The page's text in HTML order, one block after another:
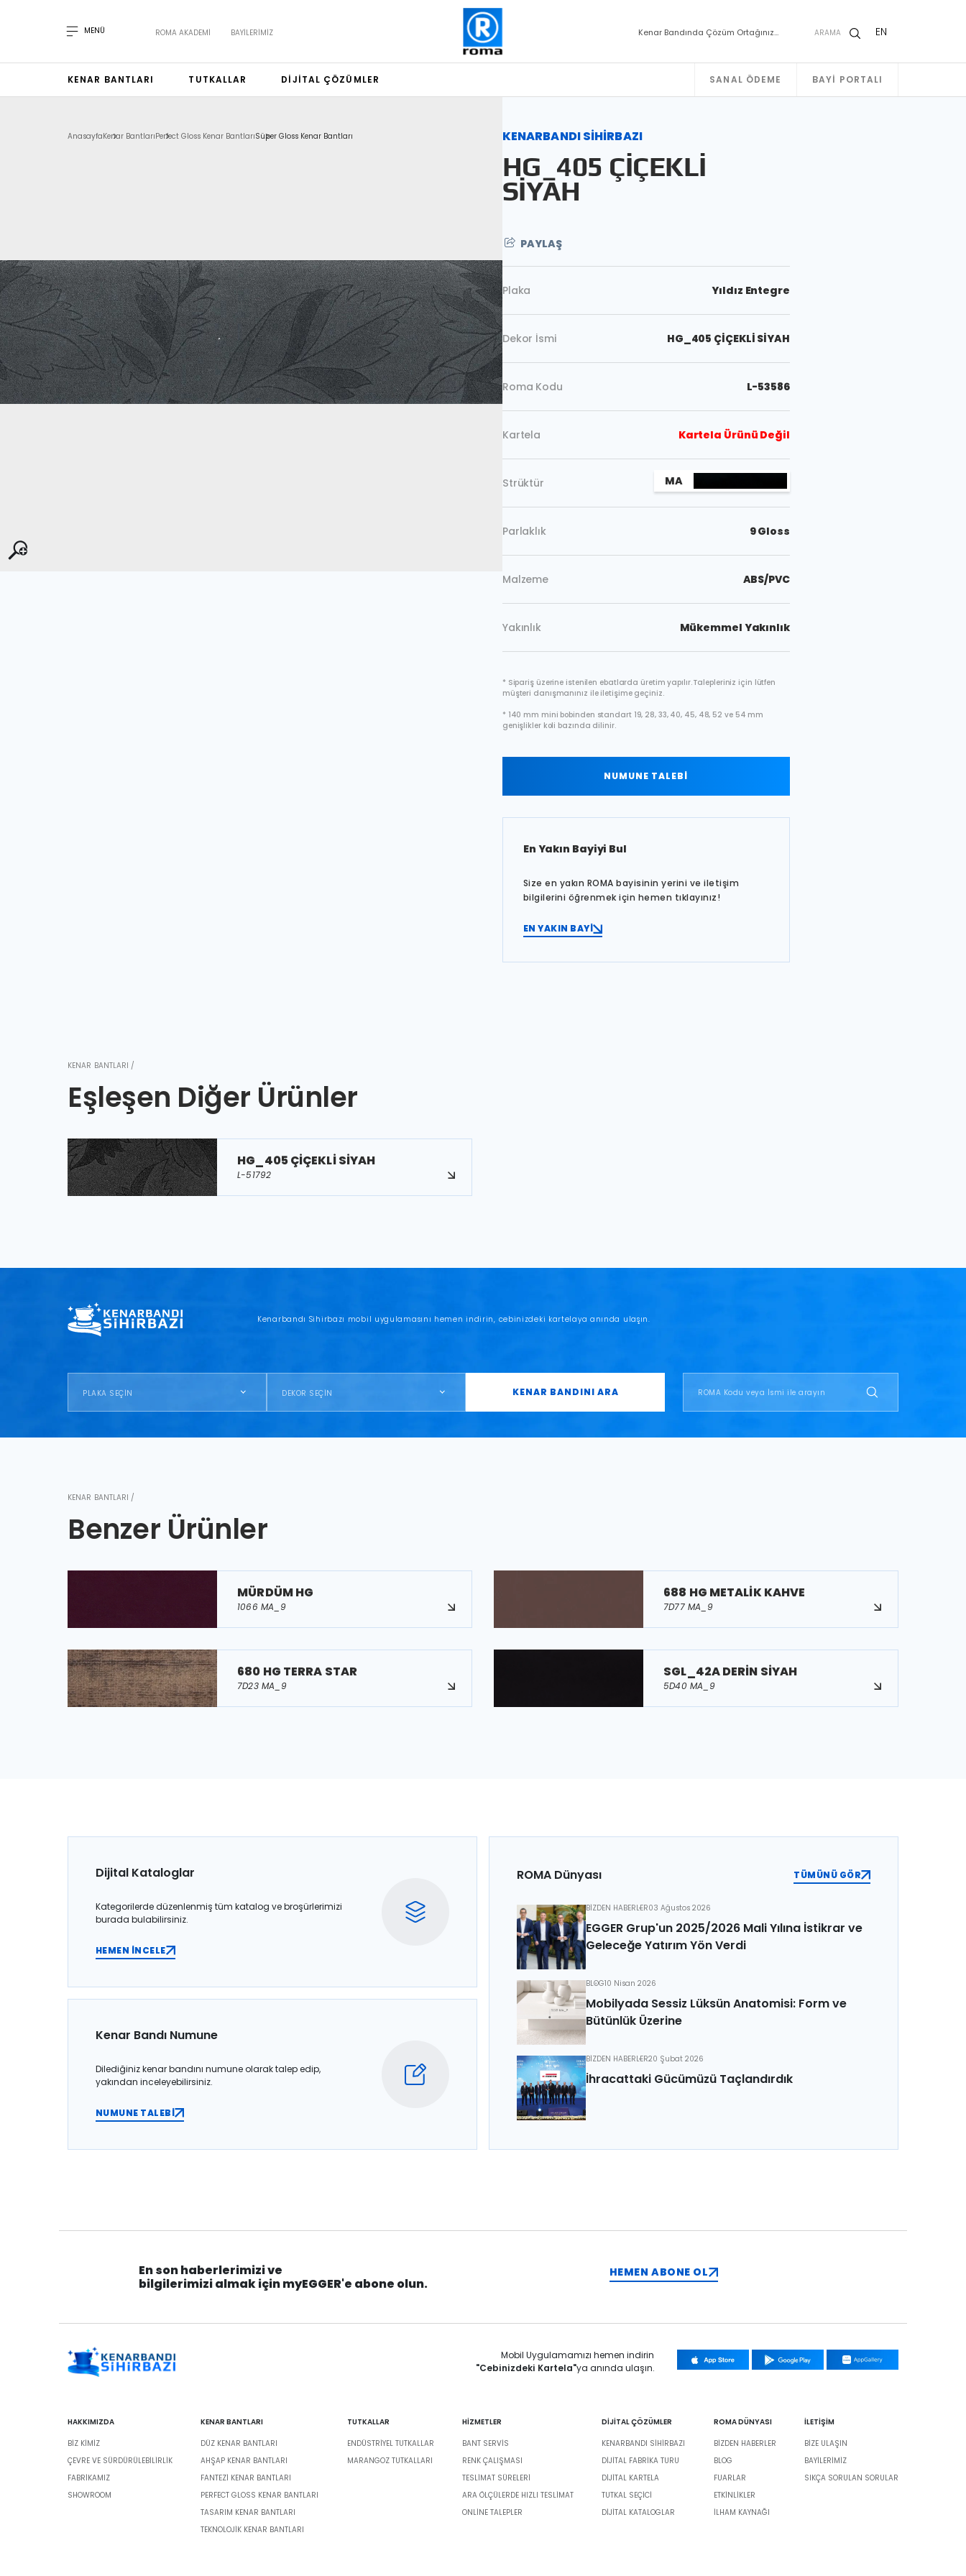
MENÜ ROMA AKADEMI BAYILERIMIZ Kenar Bandında Çözüm Ortağınız… ARAMA EN
KENAR BANTLARI TUTKALLAR DIJITAL ÇÖZÜMLER SANAL ÖDEME BAYI PORTALI
AnasayfaKenar BantlarıPerfect Gloss Kenar BantlarıSüper Gloss Kenar Bantları KENARBANDI SİHİRBAZI
HG_405 ÇİÇEKLİ
SİYAH
PAYLAŞ
Plaka Yıldız Entegre
Dekor İsmi HG_405 ÇİÇEKLİ SİYAH
Roma Kodu L-53586
Kartela Kartela Ürünü Değil
Strüktür MA
Parlaklık 9 Gloss
Malzeme ABS/PVC
Yakınlık Mükemmel Yakınlık
* Sipariş üzerine istenilen ebatlarda üretim yapılır. Talepleriniz için lütfen
müşteri danışmanınız ile iletişime geçiniz.
* 140 mm mini bobinden standart 19, 28, 33, 40, 45, 48, 52 ve 54 mm
genişlikler koli bazında dilinir.
NUMUNE TALEBİ
En Yakın Bayiyi Bul
Size en yakın ROMA bayisinin yerini ve iletişim
bilgilerini öğrenmek için hemen tıklayınız!
EN YAKIN BAYİ
KENAR BANTLARI /
Eşleşen Diğer Ürünler
HG_405 ÇİÇEKLİ SİYAH
L-51792
Kenarbandı Sihirbazı mobil uygulamasını hemen indirin, cebinizdeki kartelaya anında ulaşın.
PLAKA SEÇİN DEKOR SEÇİN KENAR BANDINI ARA
KENAR BANTLARI /
Benzer Ürünler
MÜRDÜM HG
1066 MA_9
688 HG METALİK KAHVE
7D77 MA_9
680 HG TERRA STAR
7D23 MA_9
SGL_42A DERİN SİYAH
5D40 MA_9
Dijital Kataloglar
Kategorilerde düzenlenmiş tüm katalog ve broşürlerimizi
burada bulabilirsiniz.
HEMEN İNCELE
Kenar Bandı Numune
Dilediğiniz kenar bandını numune olarak talep edip,
yakından inceleyebilirsiniz.
NUMUNE TALEBİ
ROMA Dünyası TÜMÜNÜ GÖR
BİZDEN HABERLER03 Ağustos 2026
EGGER Grup'un 2025/2026 Mali Yılına İstikrar ve
Geleceğe Yatırım Yön Verdi
BLOG10 Nisan 2026
Mobilyada Sessiz Lüksün Anatomisi: Form ve
Bütünlük Üzerine
BİZDEN HABERLER20 Şubat 2026
İhracattaki Gücümüzü Taçlandırdık
En son haberlerimizi ve
bilgilerimizi almak için myEGGER'e abone olun.
HEMEN ABONE OL
Mobil Uygulamamızı hemen indirin
"Cebinizdeki Kartela"ya anında ulaşın.
HAKKIMIZDA
BIZ KIMIZ
ÇEVRE VE SÜRDÜRÜLEBILIRLIK
FABRİKAMIZ
SHOWROOM
KENAR BANTLARI
DÜZ KENAR BANTLARI
AHŞAP KENAR BANTLARI
FANTEZI KENAR BANTLARI
PERFECT GLOSS KENAR BANTLARI
TASARIM KENAR BANTLARI
TEKNOLOJIK KENAR BANTLARI
TUTKALLAR
ENDÜSTRIYEL TUTKALLAR
MARANGOZ TUTKALLARI
HİZMETLER
BANT SERVIS
RENK ÇALIŞMASI
TESLIMAT SÜRELERI
ARA ÖLÇÜLERDE HIZLI TESLIMAT
ONLINE TALEPLER
DİJİTAL ÇÖZÜMLER
KENARBANDI SİHİRBAZI
DIJITAL FABRIKA TURU
DİJİTAL KARTELA
TUTKAL SEÇİCİ
DIJITAL KATALOGLAR
ROMA DÜNYASI
BIZDEN HABERLER
BLOG
FUARLAR
ETKINLIKLER
İLHAM KAYNAĞI
İLETİŞİM
BIZE ULAŞIN
BAYILERIMIZ
SIKÇA SORULAN SORULAR